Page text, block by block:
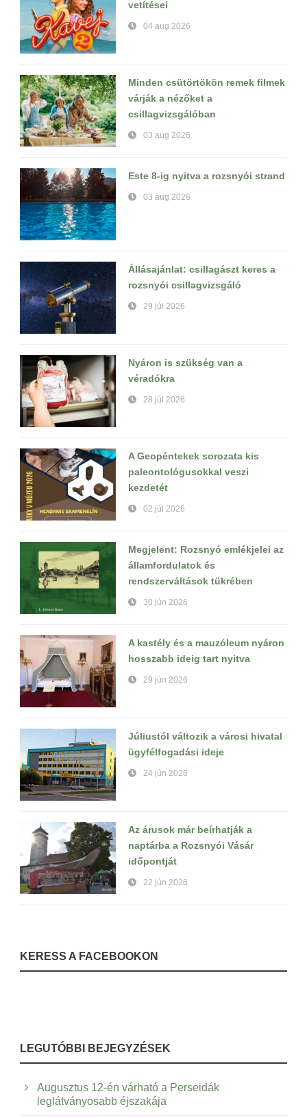
vetítései
04 aug 2026
Minden csütörtökön remek filmek
várják a nézőket a
csillagvizsgálóban
03 aug 2026
Este 8-ig nyitva a rozsnyói strand
03 aug 2026
Állásajánlat: csillagászt keres a
rozsnyói csillagvizsgáló
29 júl 2026
Nyáron is szükség van a
véradókra
28 júl 2026
A Geopéntekek sorozata kis
paleontológusokkal veszi
kezdetét
02 júl 2026
Megjelent: Rozsnyó emlékjelei az
államfordulatok és
rendszerváltások tükrében
30 jún 2026
A kastély és a mauzóleum nyáron
hosszabb ideig tart nyitva
29 jún 2026
Júliustól változik a városi hivatal
ügyfélfogadási ideje
24 jún 2026
Az árusok már beírhatják a
naptárba a Rozsnyói Vásár
időpontját
22 jún 2026
KERESS A FACEBOOKON
LEGUTÓBBI BEJEGYZÉSEK
Augusztus 12-én várható a Perseidák
leglátványosabb éjszakája